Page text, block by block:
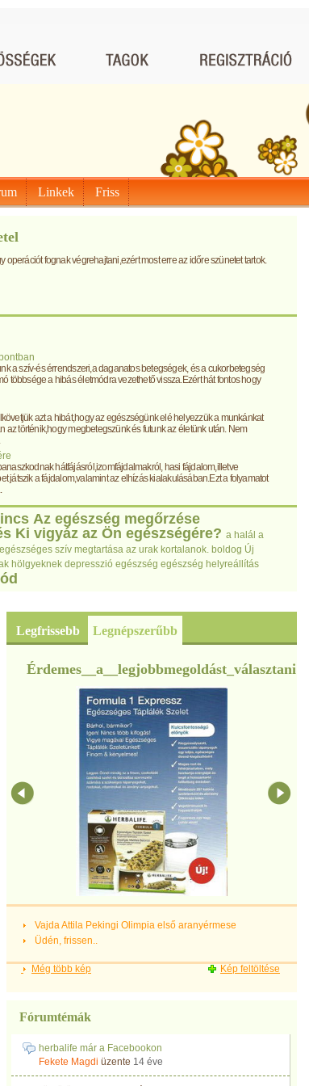
Linkek Friss
fognak végrehajtani,ezért most erre az időre szünetet tartok.
a szív-és érrendszeri,a daganatos betegségek, és a cukorbetegség
többsége a hibás életmódra vezethető vissza.Ezért hát fontos hogy
azt a hibát,hogy az egészségünk elé helyezzük a munkánkat
az történik,hogy megbetegszünk és futunk az életünk után. Nem
hátfájásról,izomfájdalmakról, hasi fájdalom,illetve
játszik a fájdalom,valamint az elhízás kialakulásában.Ezt a folyamatot
Az egészség megőrzése
Ki vigyáz az Ön egészségére? a halál a
szív megtartása az urak kortalanok. boldog Új
hölgyeknek depresszió egészség egészség helyreállítás
Legfrissebb Legnépszerűbb
Érdemes__a__legjobbmegoldást_választani
Vajda Attila Pekingi Olimpia első aranyérmese
Üdén, frissen..
Még több kép Kép feltöltése
Fórumtémák
herbalife már a Facebookon
Fekete Magdi üzente 14 éve